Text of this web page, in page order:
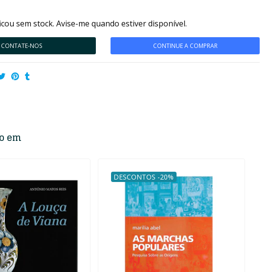
sem stock. Avise-me quando estiver disponível.
CONTATE-NOS CONTINUE A COMPRAR
em
DESCONTOS -20%